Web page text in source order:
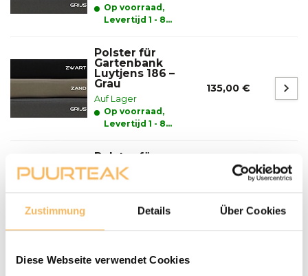
Zustimmung Details Über Cookies
Diese Webseite verwendet Cookies
Op voorraad,
Levertijd 1 - 8
Polster für
Gartenbank
Luytjens 186 –
Grau
Auf Lager
Op voorraad,
Levertijd 1 - 8
135,00 €
Polster für
Gartenbank
Luytjens 186 –
Op voorraad,
Levertijd 1 - 8